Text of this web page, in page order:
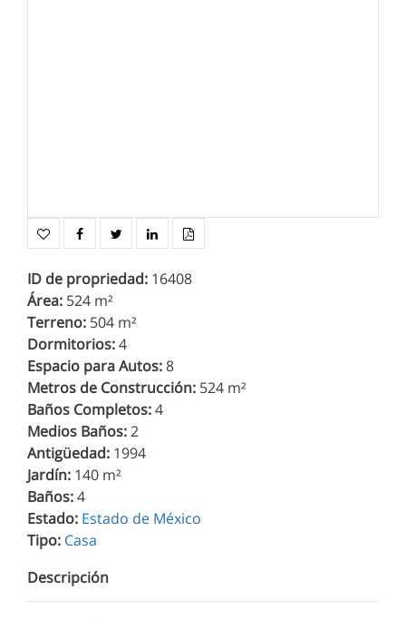
ID de propriedad: 16408
Área: 524 m²
Terreno: 504 m²
Dormitorios:4
Espacio para Autos: 8
Metros de Construcción: 524 m²
Baños Completos:4
Medios Baños:2
Antigüedad: 1994
Jardín: 140 m²
Baños:4
Estado: Estado de México
Tipo: Casa
Descripción